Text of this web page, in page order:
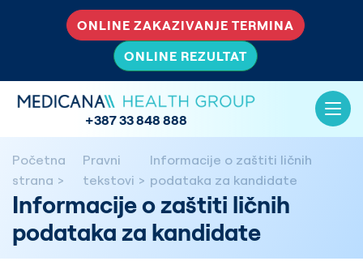
ONLINE ZAKAZIVANJE TERMINA
ONLINE REZULTAT
+387 33 848 888
Početna
strana
Pravni
tekstovi
Informacije o zaštiti ličnih
podataka za kandidate
Informacije o zaštiti ličnih
podataka za kandidate